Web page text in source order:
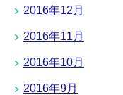
2016年12月
2016年11月
2016年10月
2016年9月